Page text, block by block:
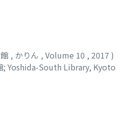
, かりん , Volume 10 , 2017 )
; Yoshida-South Library, Kyoto